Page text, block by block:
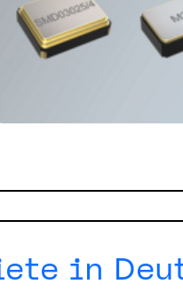
in